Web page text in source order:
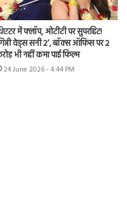
में फ्लॉप, ओटीटी पर सुपरहिट!
वेड्स सनी 2’, बॉक्स ऑफिस पर 2
भी नहीं कमा पाई फिल्म
24 June 2026 - 4:44 PM